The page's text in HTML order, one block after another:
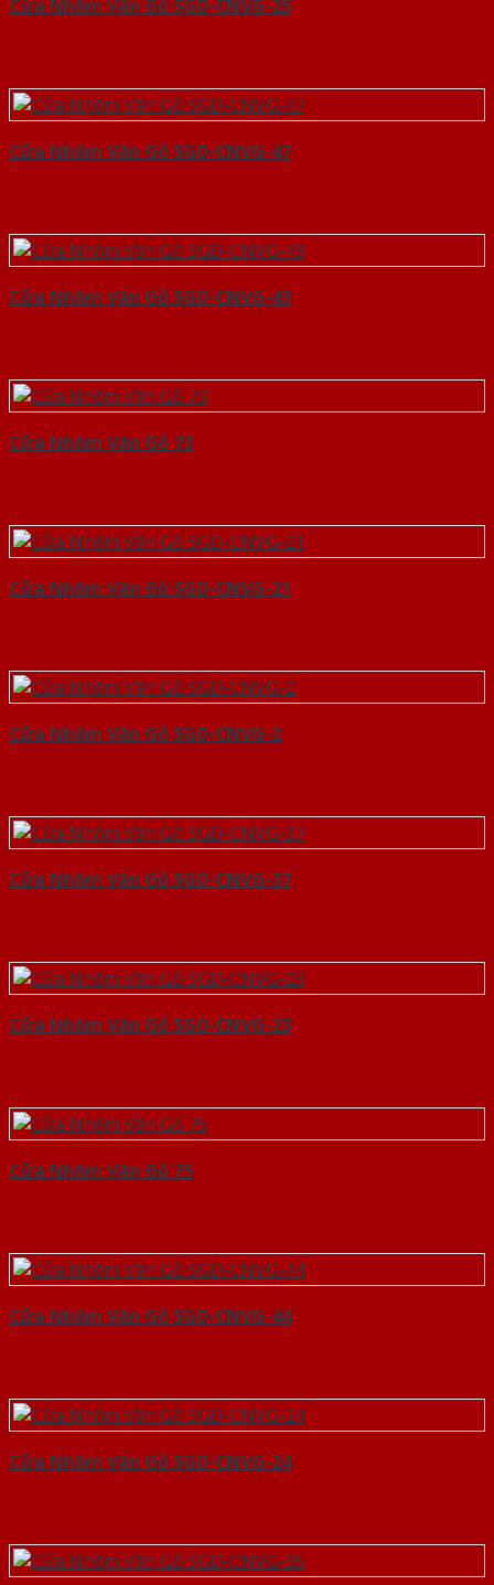
Cửa Nhôm Vân Gỗ SGD-CNVG-25
Cửa Nhôm Vân Gỗ SGD-CNVG-47
Cửa Nhôm Vân Gỗ SGD-CNVG-43
Cửa Nhôm Vân Gỗ 73
Cửa Nhôm Vân Gỗ SGD-CNVG-21
Cửa Nhôm Vân Gỗ SGD-CNVG-2
Cửa Nhôm Vân Gỗ SGD-CNVG-37
Cửa Nhôm Vân Gỗ SGD-CNVG-23
Cửa Nhôm Vân Gỗ 75
Cửa Nhôm Vân Gỗ SGD-CNVG-44
Cửa Nhôm Vân Gỗ SGD-CNVG-24